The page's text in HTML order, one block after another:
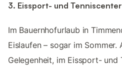
3. Eissport- und
Im Bauernhofurlaub in
Eislaufen – sogar im Sommer.
Gelegenheit, im Eissport- und